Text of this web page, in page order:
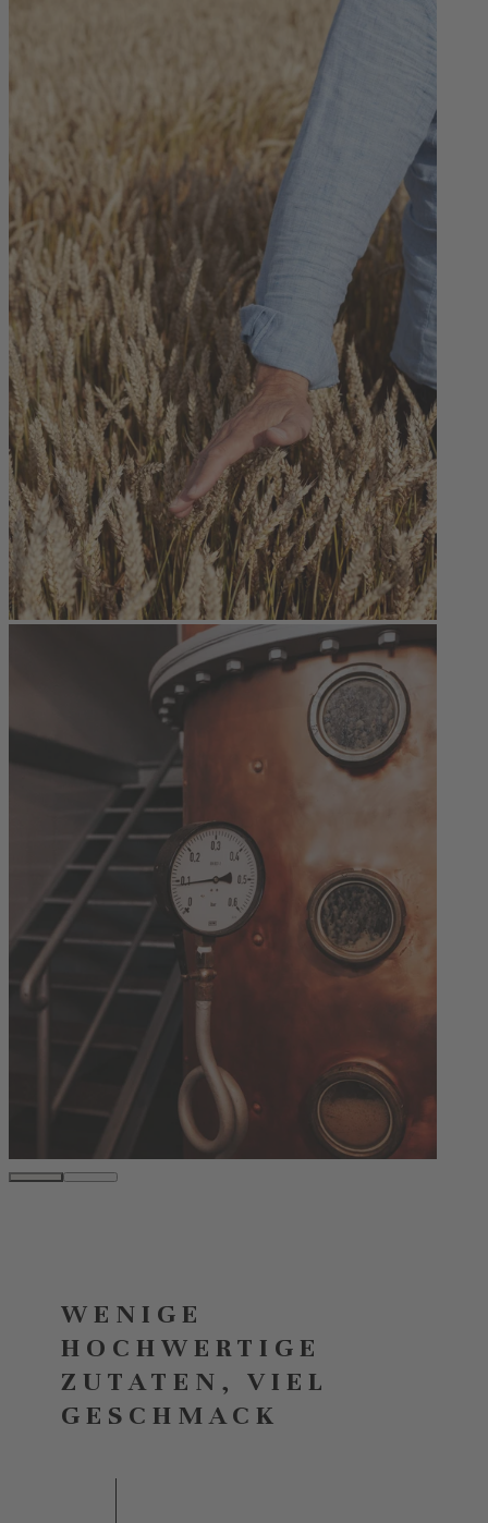
WENIGE
HOCHWERTIGE
ZUTATEN, VIEL
GESCHMACK